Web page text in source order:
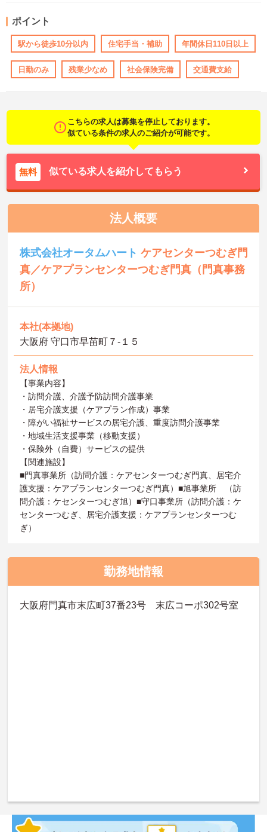
ポイント
駅から徒歩10分以内 住宅手当・補助 年間休日110日以上
日勤のみ 残業少なめ 社会保険完備 交通費支給
こちらの求人は募集を停止しております。
似ている条件の求人のご紹介が可能です。
無料 似ている求人を紹介してもらう
法人概要
株式会社オータムハートケアセンターつむぎ門
真／ケアプランセンターつむぎ門真（門真事務
所）
本社(本拠地)
大阪府 守口市早苗町７-１５
法人情報
【事業内容】
・訪問介護、介護予防訪問介護事業
・居宅介護支援（ケアプラン作成）事業
・障がい福祉サービスの居宅介護、重度訪問介護事業
・地域生活支援事業（移動支援）
・保険外（自費）サービスの提供
【関連施設】
■門真事業所（訪問介護：ケアセンターつむぎ門真、居宅介
護支援：ケアプランセンターつむぎ門真）■旭事業所 （訪
問介護：ケセンターつむぎ旭）■守口事業所（訪問介護：ケ
センターつむぎ、居宅介護支援：ケアプランセンターつむ
ぎ）
勤務地情報
大阪府門真市末広町37番23号 末広コーポ302号室